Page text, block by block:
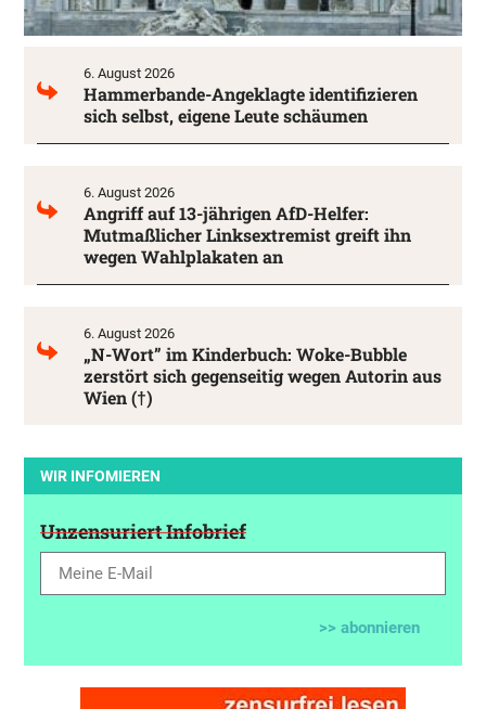
6. August 2026
Hammerbande-Angeklagte identifizieren
sich selbst, eigene Leute schäumen
6. August 2026
Angriff auf 13-jährigen AfD-Helfer:
Mutmaßlicher Linksextremist greift ihn
wegen Wahlplakaten an
6. August 2026
„N-Wort” im Kinderbuch: Woke-Bubble
zerstört sich gegenseitig wegen Autorin aus
Wien (†)
WIR INFOMIEREN
Unzensuriert Infobrief
>> abonnieren